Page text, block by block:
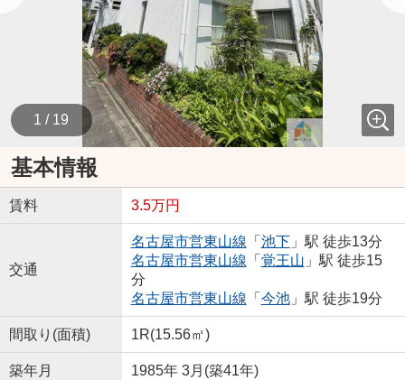
1 / 19
基本情報
賃料 3.5万円
交通
名古屋市営東山線 「 池下」駅 徒歩13分
名古屋市営東山線 「 覚王山 」駅 徒歩15
分
名古屋市営東山線 「 今池」駅 徒歩19分
間取り(面積) 1R(15.56㎡)
築年月 1985年 3月(築41年)